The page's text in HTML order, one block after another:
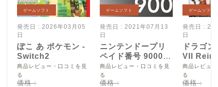
ゲームソフト
発売日 : 2026年03月05
日
ぽこ あ ポケモン -
Switch2
商品レビュー・口コミを見
る
価格 :
ゲームソフト
発売日 : 2021年07月13
日
ニンテンドープリ
ペイド番号 9000
円|オンラインコー
ド版
商品レビュー・口コミを見
る
価格 :
ゲームソフト
発売日 :
日
ドラゴ
VII
Switch2
商品レビュ
る
価格 :